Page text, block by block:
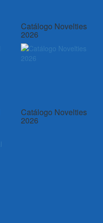
Catálogo Novelties
2026
Catálogo Novelties
2026